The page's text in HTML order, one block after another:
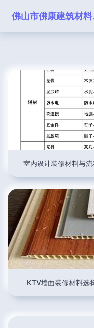
佛山
室内设计装修材料与
KTV墙面装修材料选